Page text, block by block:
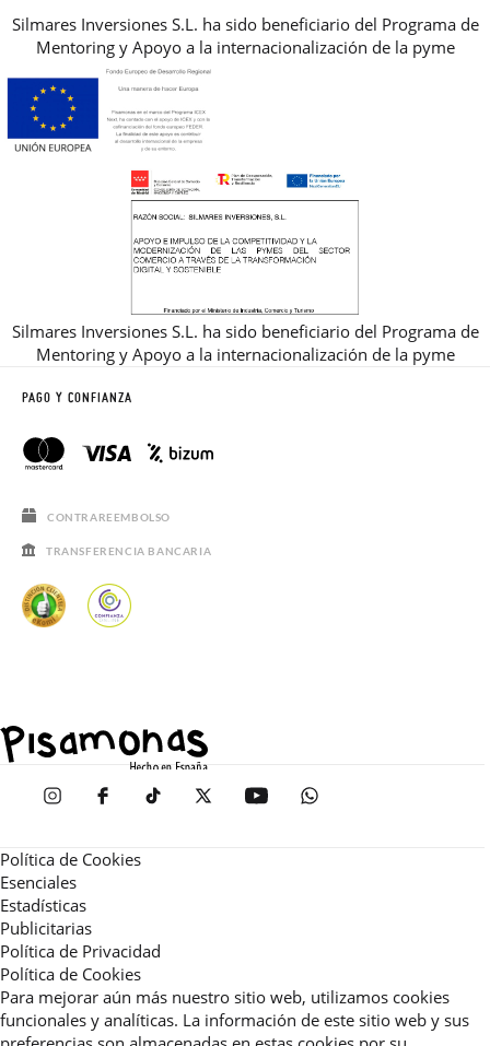
Silmares Inversiones S.L. ha sido beneficiario del Programa de
Mentoring y Apoyo a la internacionalización de la pyme
Silmares Inversiones S.L. ha sido beneficiario del Programa de
Mentoring y Apoyo a la internacionalización de la pyme
PAGO Y CONFIANZA
CONTRAREEMBOLSO
TRANSFERENCIA BANCARIA
Política de Cookies
Esenciales
Estadísticas
Publicitarias
Política de Privacidad
Política de Cookies
Para mejorar aún más nuestro sitio web, utilizamos cookies
funcionales y analíticas. La información de este sitio web y sus